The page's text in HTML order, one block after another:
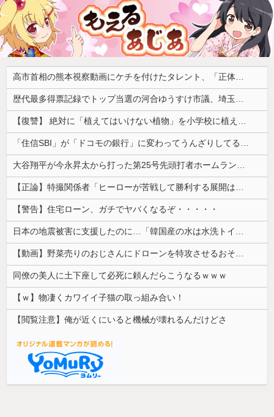
高市首相の熊本視察動画にケチを付けたタレント、「正体バレバレよな」と黒電話の呼び方であっさりと……
歴代最多得票記録でトップ当選の河合ゆうすけ市議、埼玉知事選（来年８月）に立候補表明！「埼玉県の外国人問題を解決するには、知事選で保守の政治家が立ち上がるしかない」保守一本化を訴え
【復讐】 絶対に「植えてはいけない植物」を小学校に植えた→20年経って見に行くと…「！？」衝撃の光景が・・・
「住信SBI」が「ドコモの銀行」に変わってうんざりしてるやつｗｗｗｗｗｗｗ
大谷翔平が今永昇太から打った第25号先頭打者ホームランに全米騒然！←「トモダチから打つのが好きだね」（海外の反応）
【正論】特撮関係者「ヒーローが苦戦して勝利する展開はいらない。それで特撮は凋落した」
【警告】住宅ローン、ガチでヤバくなるぞ・・・・・
日本の地震被害に支援したのに…「韓国産の水は水洗トイレに」
【動画】野菜売りのおじさんにドローンを特攻させるおそロシア。
同僚の美人に土下座して必死に頼んだらこうなるｗｗｗ
【ｗ】物凄くカワイイ子猫の取っ組み合い！
【閲覧注意】俺が近くにいると機械が壊れるんだけどさ